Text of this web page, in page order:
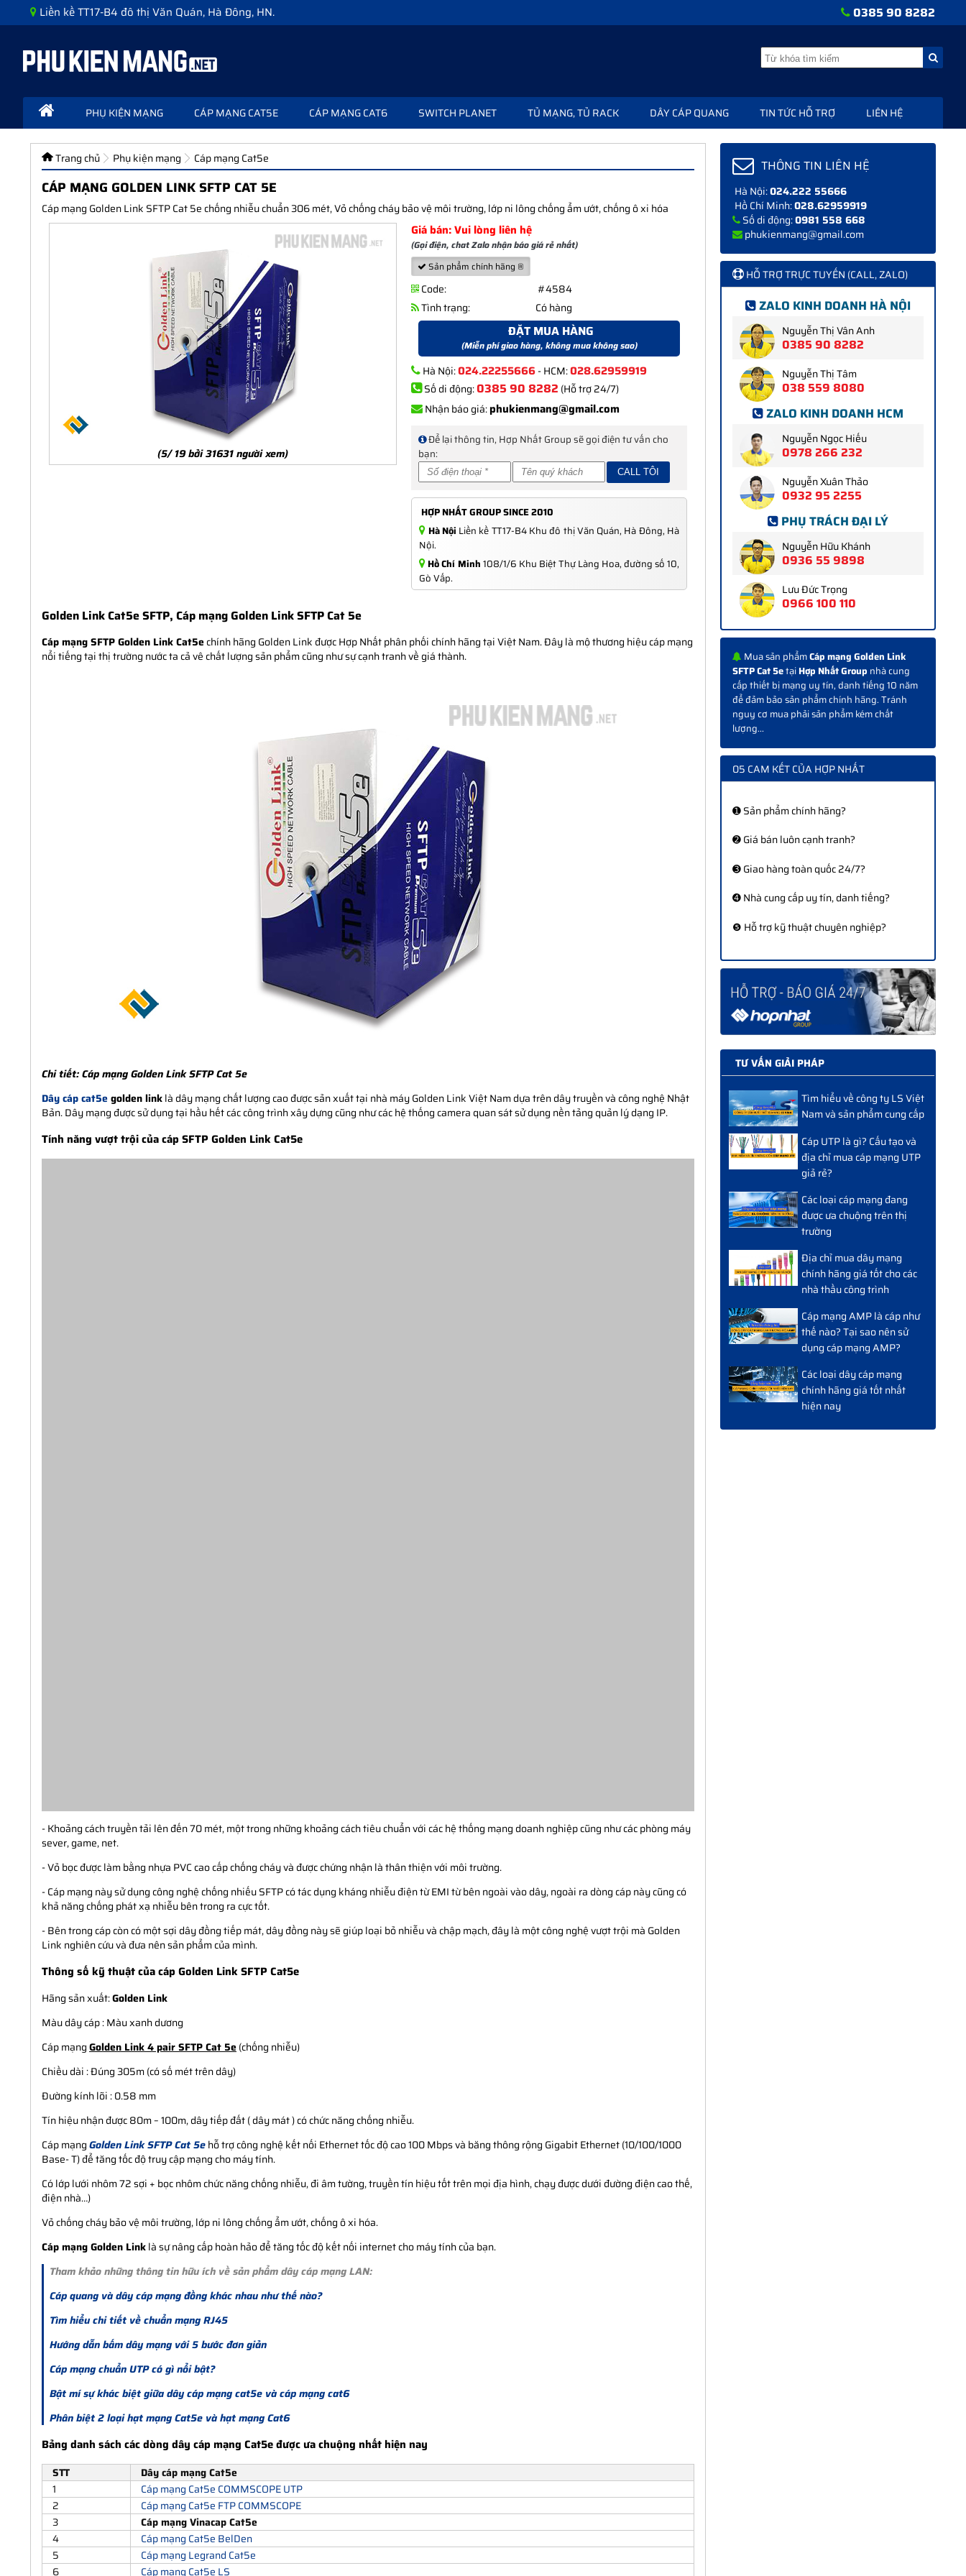
Liền kề TT17-B4 đô thị Văn Quán, Hà Đông, HN. 0385 90 8282
PHỤ KIỆN MẠNG CÁP MẠNG CAT5E CÁP MẠNG CAT6 SWITCH PLANET TỦ MẠNG, TỦ RACK DÂY CÁP QUANG TIN TỨC HỖ TRỢ LIÊN HỆ
Trang chủ Phụ kiện mạng Cáp mạng Cat5e
CÁP MẠNG GOLDEN LINK SFTP CAT 5E
Cáp mạng Golden Link SFTP Cat 5e chống nhiễu chuẩn 306 mét, Vỏ chống cháy bảo vệ môi trường, lớp ni lông chống ẩm ướt, chống ô xi hóa
(5/ 19 bởi 31631 người xem)
Giá bán: Vui lòng liên hệ
(Gọi điện, chat Zalo nhận báo giá rẻ nhất)
Sản phẩm chính hãng ®
Code:
#4584
Tình trạng:
Có hàng
ĐẶT MUA HÀNG
(Miễn phí giao hàng, không mua không sao)
Hà Nội:024.22255666- HCM:028.62959919
Số di động:0385 90 8282 (Hỗ trợ 24/7)
Nhận báo giá:phukienmang@gmail.com
Để lại thông tin, Hợp Nhất Group sẽ gọi điện tư vấn cho
bạn:
HỢP NHẤT GROUP SINCE 2010
Hà Nội Liền kề TT17-B4 Khu đô thị Văn Quán, Hà Đông, Hà
Nội.
Hồ Chí Minh108/1/6 Khu Biệt Thự Làng Hoa, đường số 10,
Gò Vấp.
Golden Link Cat5e SFTP, Cáp mạng Golden Link SFTP Cat 5e
Cáp mạng SFTP Golden Link Cat5echính hãng Golden Link được Hợp Nhất phân phối chính hãng tại Việt Nam. Đây là mộ thương hiệu cáp mạng
nổi tiếng tại thị trường nước ta cả vê chất lượng sản phẩm cũng như sự cạnh tranh về giá thành.
Chi tiết:Cáp mạng Golden Link SFTP Cat 5e
Dây cáp cat5egolden linklà dây mạng chất lượng cao được sản xuất tại nhà máy Golden Link Việt Nam dựa trên dây truyền và công nghệ Nhật
Bản. Dây mạng được sử dụng tại hầu hết các công trình xây dựng cũng như các hệ thống camera quan sát sử dụng nền tảng quản lý dạng IP.
Tính năng vượt trội của cáp SFTP Golden Link Cat5e
- Khoảng cách truyền tải lên đến 70 mét, một trong những khoảng cách tiêu chuẩn với các hệ thống mạng doanh nghiệp cũng như các phòng máy
sever, game, net.
- Vỏ bọc được làm bằng nhựa PVC cao cấp chống cháy và được chứng nhận là thân thiện với môi trường.
- Cáp mạng này sử dụng công nghệ chống nhiếu SFTP có tác dụng kháng nhiễu điện từ EMI từ bên ngoài vào dây, ngoài ra dòng cáp này cũng có
khả năng chống phát xạ nhiễu bên trong ra cực tốt.
- Bên trong cáp còn có một sợi dây đồng tiếp mát, dây đồng này sẽ giúp loại bỏ nhiễu và chập mạch, đây là một công nghệ vượt trội mà Golden
Link nghiên cứu và đưa nên sản phẩm của mình.
Thông số kỹ thuật của cáp Golden Link SFTP Cat5e
Hãng sản xuất:Golden Link
Màu dây cáp : Màu xanh dương
Cáp mạngGolden Link 4 pair SFTP Cat 5e(chống nhiễu)
Chiều dài : Đúng 305m (có số mét trên dây)
Đường kính lõi : 0.58 mm
Tín hiệu nhận được 80m – 100m, dây tiếp đất ( dây mát ) có chức năng chống nhiễu.
Cáp mạngGolden Link SFTP Cat 5ehỗ trợ công nghệ kết nối Ethernet tốc độ cao 100 Mbps và băng thông rộng Gigabit Ethernet (10/100/1000
Base- T) để tăng tốc độ truy cập mạng cho máy tính.
Có lớp lưới nhôm 72 sợi + bọc nhôm chức năng chống nhiễu, đi âm tường, truyền tín hiệu tốt trên mọi địa hình, chạy được dưới đường điện cao thế,
điện nhà…)
Vỏ chống cháy bảo vệ môi trường, lớp ni lông chống ẩm ướt, chống ô xi hóa.
Cáp mạng Golden Linklà sự nâng cấp hoàn hảo để tăng tốc độ kết nối internet cho máy tính của bạn.
Tham khảo những thông tin hữu ích về sản phẩm dây cáp mạng LAN:
Cáp quang và dây cáp mạng đồng khác nhau như thế nào?
Tìm hiểu chi tiết về chuẩn mạng RJ45
Hướng dẫn bấm dây mạng với 5 bước đơn giản
Cáp mạng chuẩn UTP có gì nổi bật?
Bật mí sự khác biệt giữa dây cáp mạng cat5e và cáp mạng cat6
Phân biệt 2 loại hạt mạng Cat5e và hạt mạng Cat6
Bảng danh sách các dòng dây cáp mạng Cat5e được ưa chuộng nhất hiện nay
STT
Dây cáp mạng Cat5e
1
Cáp mạng Cat5e COMMSCOPE UTP
2
Cáp mạng Cat5e FTP COMMSCOPE
3
Cáp mạng Vinacap Cat5e
4
Cáp mạng Cat5e BelDen
5
Cáp mạng Legrand Cat5e
6
Cáp mạng Cat5e LS
THÔNG TIN LIÊN HỆ
Hà Nội:024.222 55666
Hồ Chí Minh:028.62959919
Số di động:0981 558 668
phukienmang@gmail.com
HỖ TRỢ TRỰC TUYẾN (CALL, ZALO)
ZALO KINH DOANH HÀ NỘI
Nguyễn Thị Vân Anh
0385 90 8282
Nguyễn Thị Tâm
038 559 8080
ZALO KINH DOANH HCM
Nguyễn Ngọc Hiếu
0978 266 232
Nguyễn Xuân Thảo
0932 95 2255
PHỤ TRÁCH ĐẠI LÝ
Nguyễn Hữu Khánh
0936 55 9898
Lưu Đức Trọng
0966 100 110
Mua sản phẩmCáp mạng Golden Link
SFTP Cat 5etạiHợp Nhất Group nhà cung
cấp thiết bị mạng uy tín, danh tiếng 10 năm
để đảm bảo sản phẩm chính hãng. Tránh
nguy cơ mua phải sản phẩm kém chất
lượng...
05 CAM KẾT CỦA HỢP NHẤT
➊ Sản phẩm chính hãng?
➋ Giá bán luôn cạnh tranh?
➌ Giao hàng toàn quốc 24/7?
➍ Nhà cung cấp uy tín, danh tiếng?
❺ Hỗ trợ kỹ thuật chuyên nghiệp?
TƯ VẤN GIẢI PHÁP
Tìm hiểu về công ty LS Việt
Nam và sản phẩm cung cấp
Cáp UTP là gì? Cấu tạo và
địa chỉ mua cáp mạng UTP
giả rẻ?
Các loại cáp mạng đang
được ưa chuộng trên thị
trường
Địa chỉ mua dây mạng
chính hãng giá tốt cho các
nhà thầu công trình
Cáp mạng AMP là cáp như
thế nào? Tại sao nên sử
dụng cáp mạng AMP?
Các loại dây cáp mạng
chính hãng giá tốt nhất
hiện nay